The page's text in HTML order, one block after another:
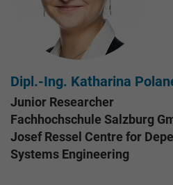
Dipl.-Ing. Katharina
Junior Researcher
Fachhochschule Salzburg
Josef Ressel Centre for
Systems Engineering